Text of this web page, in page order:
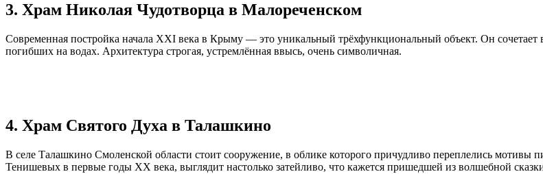
3. Храм Николая Чудотворца в Малореченском
Современная постройка начала XXI века в Крыму — это уникальный трёхфункциональный объект. Он сочетает
погибших на водах. Архитектура строгая, устремлённая ввысь, очень символичная.
4. Храм Святого Духа в Талашкино
В селе Талашкино Смоленской области стоит сооружение, в облике которого причудливо переплелись мотивы
Тенишевых в первые годы XX века, выглядит настолько затейливо, что кажется пришедшей из волшебной